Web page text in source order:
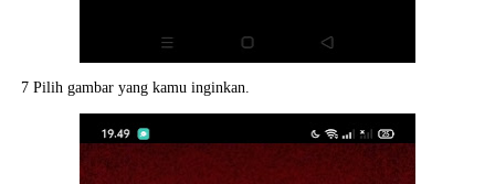
7 Pilih gambar yang kamu inginkan.